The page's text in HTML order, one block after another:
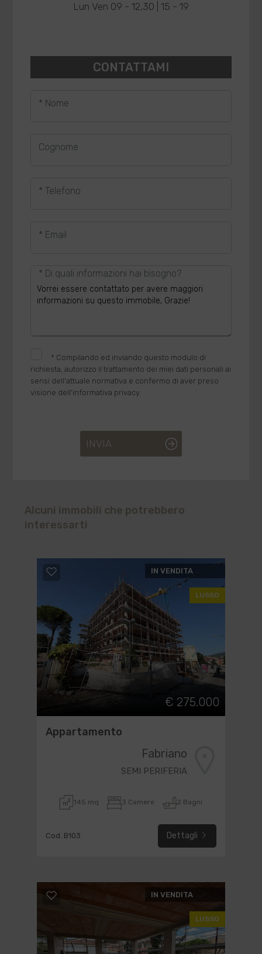
Lun Ven 09 - 12,30 | 15 - 19
CONTATTAMI
* Nome
Cognome
* Telefono
* Email
* Di quali informazioni hai bisogno?
* Compilando ed inviando questo modulo di
richiesta, autorizzo il trattamento dei miei dati personali ai
sensi dell'attuale normativa e confermo di aver preso
visione dell'informativa privacy.
INVIA
Alcuni immobili che potrebbero
interessarti
IN VENDITA
LUSSO
€ 275.000
Appartamento
Fabriano
SEMI PERIFERIA
145 mq 3 Camere 2 Bagni
Cod. B103 Dettagli
IN VENDITA
LUSSO